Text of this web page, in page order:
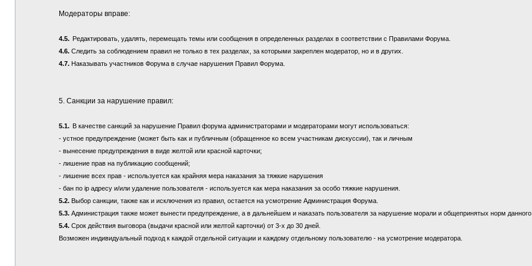
Модераторы вправе:
4.5. Редактировать, удалять, перемещать темы или сообщения в определенных разделах в соответствии с Правилами Форума.
4.6.Следить за соблюдением правил не только в тех разделах, за которыми закреплен модератор, но и в других.
4.7.Наказывать участников Форума в случае нарушения Правил Форума.
5. Санкции за нарушение правил:
5.1. В качестве санкций за нарушение Правил форума администраторами и модераторами могут использоваться:
- устное предупреждение (может быть как и публичным (обращенное ко всем участникам дискуссии), так и личным
- вынесение предупреждения в виде желтой или красной карточки;
- лишение прав на публикацию сообщений;
- лишение всех прав - используется как крайняя мера наказания за тяжкие нарушения
- бан по ip адресу и/или удаление пользователя - используется как мера наказания за особо тяжкие нарушения.
5.2.Выбор санкции, также как и исключения из правил, остается на усмотрение Администрация Форума.
5.3.Администрация также может вынести предупреждение, а в дальнейшем и наказать пользователя за нарушение морали и общепринятых норм
5.4.Срок действия выговора (выдачи красной или желтой карточки) от 3-х до 30 дней.
Возможен индивидуальный подход к каждой отдельной ситуации и каждому отдельному пользователю - на усмотрение модератора.